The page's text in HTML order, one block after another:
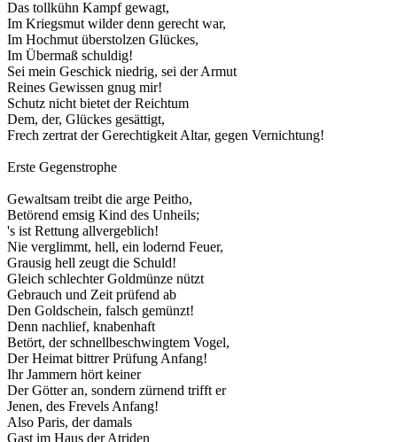
Das tollkühn Kampf gewagt,
Im Kriegsmut wilder denn gerecht war,
Im Hochmut überstolzen Glückes,
Im Übermaß schuldig!
Sei mein Geschick niedrig, sei der Armut
Reines Gewissen gnug mir!
Schutz nicht bietet der Reichtum
Dem, der, Glückes gesättigt,
Frech zertrat der Gerechtigkeit Altar, gegen Vernichtung!
Erste Gegenstrophe
Gewaltsam treibt die arge Peitho,
Betörend emsig Kind des Unheils;
's ist Rettung allvergeblich!
Nie verglimmt, hell, ein lodernd Feuer,
Grausig hell zeugt die Schuld!
Gleich schlechter Goldmünze nützt
Gebrauch und Zeit prüfend ab
Den Goldschein, falsch gemünzt!
Denn nachlief, knabenhaft
Betört, der schnellbeschwingtem Vogel,
Der Heimat bittrer Prüfung Anfang!
Ihr Jammern hört keiner
Der Götter an, sondern zürnend trifft er
Jenen, des Frevels Anfang!
Also Paris, der damals
Gast im Haus der Atriden